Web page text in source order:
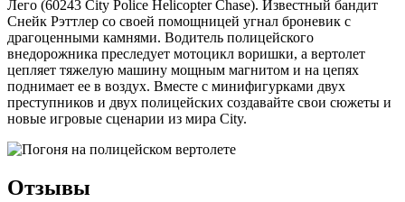
Лего (60243 City Police Helicopter Chase). Известный бандит
Снейк Рэттлер со своей помощницей угнал броневик с
драгоценными камнями. Водитель полицейского
внедорожника преследует мотоцикл воришки, а вертолет
цепляет тяжелую машину мощным магнитом и на цепях
поднимает ее в воздух. Вместе с минифигурками двух
преступников и двух полицейских создавайте свои сюжеты и
новые игровые сценарии из мира City.
Отзывы